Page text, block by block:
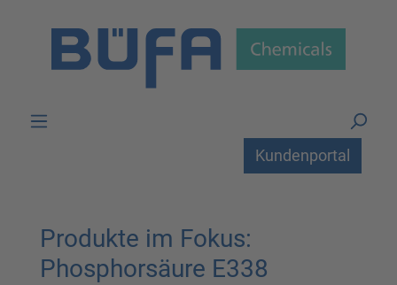
Kundenportal
Produkte im Fokus:
Phosphorsäure E338